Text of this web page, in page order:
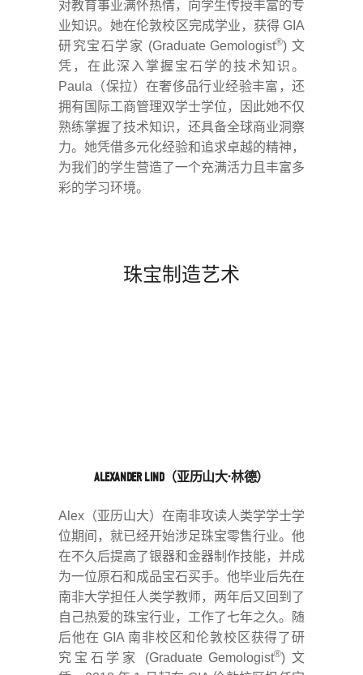
对教育事业满怀热情，向学生传授丰富的专
业知识。她在伦敦校区完成学业，获得 GIA
研究宝石学家 (Graduate Gemologist®) 文
凭，在此深入掌握宝石学的技术知识。
Paula（保拉）在奢侈品行业经验丰富，还
拥有国际工商管理双学士学位，因此她不仅
熟练掌握了技术知识，还具备全球商业洞察
力。她凭借多元化经验和追求卓越的精神，
为我们的学生营造了一个充满活力且丰富多
彩的学习环境。
珠宝制造艺术
ALEXANDER LIND（亚历山大·林德）
Alex（亚历山大）在南非攻读人类学学士学
位期间，就已经开始涉足珠宝零售行业。他
在不久后提高了银器和金器制作技能，并成
为一位原石和成品宝石买手。他毕业后先在
南非大学担任人类学教师，两年后又回到了
自己热爱的珠宝行业，工作了七年之久。随
后他在 GIA 南非校区和伦敦校区获得了研
究宝石学家 (Graduate Gemologist®) 文